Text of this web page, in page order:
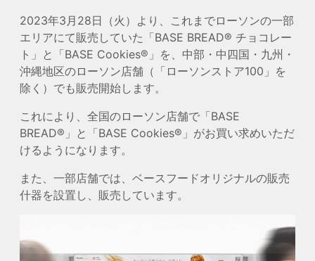
2023年3月28日（火）より、これまでローソンの一部
エリアにて販売していた「BASE BREAD®︎ チョコレー
ト」と「BASE Cookies®︎」を、中部・中四国・九州・
沖縄地区のローソン店舗（「ローソンストア100」を
除く）でも販売開始します。
これにより、全国のローソン店舗で「BASE
BREAD®︎」と「BASE Cookies®︎」がお買い求めいただ
けるようになります。
また、一部店舗では、ベースフードオリジナルの販売
什器を設置し、販売しています。